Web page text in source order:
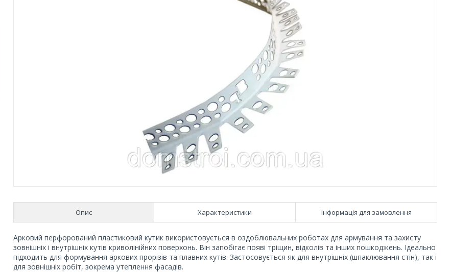
Опис Характеристики Інформація для замовлення
Арковий перфорований пластиковий кутик використовується в оздоблювальних роботах для армування та захисту
зовнішніх і внутрішніх кутів криволінійних поверхонь. Він запобігає появі тріщин, відколів та інших пошкоджень. Ідеально
підходить для формування аркових прорізів та плавних кутів. Застосовується як для внутрішніх (шпаклювання стін), так і
для зовнішніх робіт, зокрема утеплення фасадів.